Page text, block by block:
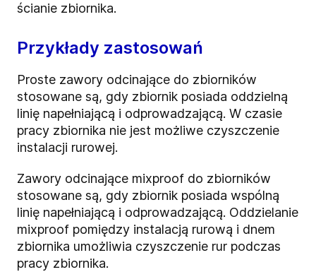
ścianie zbiornika.
Przykłady zastosowań
Proste zawory odcinające do zbiorników
stosowane są, gdy zbiornik posiada oddzielną
linię napełniającą i odprowadzającą. W czasie
pracy zbiornika nie jest możliwe czyszczenie
instalacji rurowej.
Zawory odcinające mixproof do zbiorników
stosowane są, gdy zbiornik posiada wspólną
linię napełniającą i odprowadzającą. Oddzielanie
mixproof pomiędzy instalacją rurową i dnem
zbiornika umożliwia czyszczenie rur podczas
pracy zbiornika.